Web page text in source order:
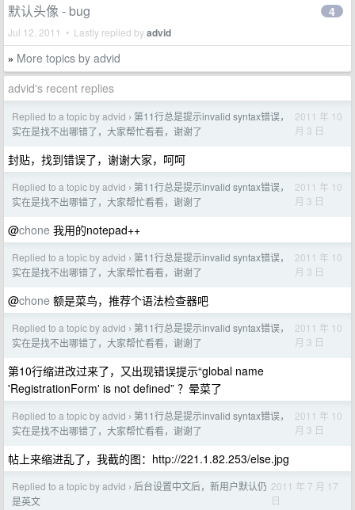
默认头像 - bug
Jul 12, 2011 • Lastly replied byadvid
4
» More topics by advid
advid's recent replies
Replied to a topic by advid › 第11行总是提示invalid syntax错误，
实在是找不出哪错了，大家帮忙看看，谢谢了
2011 年 10
月 3 日
封贴，找到错误了，谢谢大家，呵呵
Replied to a topic by advid › 第11行总是提示invalid syntax错误，
实在是找不出哪错了，大家帮忙看看，谢谢了
2011 年 10
月 3 日
@chone 我用的notepad++
Replied to a topic by advid › 第11行总是提示invalid syntax错误，
实在是找不出哪错了，大家帮忙看看，谢谢了
2011 年 10
月 3 日
@chone 额是菜鸟，推荐个语法检查器吧
Replied to a topic by advid › 第11行总是提示invalid syntax错误，
实在是找不出哪错了，大家帮忙看看，谢谢了
2011 年 10
月 3 日
第10行缩进改过来了，又出现错误提示“global name
'RegistrationForm' is not defined” ？晕菜了
Replied to a topic by advid › 第11行总是提示invalid syntax错误，
实在是找不出哪错了，大家帮忙看看，谢谢了
2011 年 10
月 3 日
帖上来缩进乱了，我截的图：http://221.1.82.253/else.jpg
Replied to a topic by advid › 后台设置中文后，新用户默认仍
是英文
2011 年 7 月 17
日